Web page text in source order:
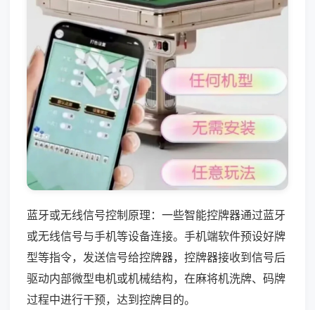
蓝牙或无线信号控制原理：一些智能控牌器通过蓝牙
或无线信号与手机等设备连接。手机端软件预设好牌
型等指令，发送信号给控牌器，控牌器接收到信号后
驱动内部微型电机或机械结构，在麻将机洗牌、码牌
过程中进行干预，达到控牌目的。